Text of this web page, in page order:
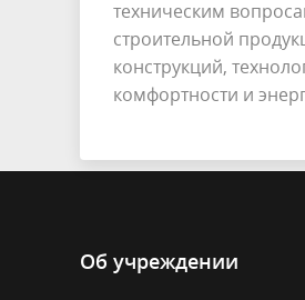
техническим
строительной
конструкций,
комфортности и
Об учреждении